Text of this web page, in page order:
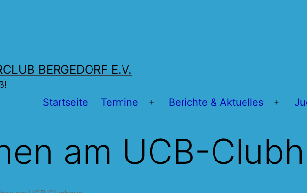
BERGEDORF E.V.
Startseite Termine
Menü
Berichte & Aktuelles
Menü
am UCB-